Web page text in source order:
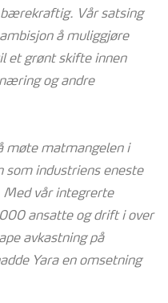
Vår satsing
å muliggjøre
et grønt skifte innen
og andre
møte matmangelen i
som industriens eneste
vår integrerte
ansatte og drift i over
avkastning på
Yara en omsetning